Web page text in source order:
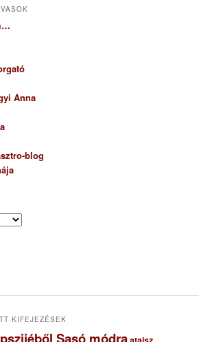
Anna
blog
KIFEJEZÉSEK
Sasó módra